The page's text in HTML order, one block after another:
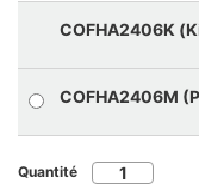
COFHA2406K
COFHA2406M
Quantité